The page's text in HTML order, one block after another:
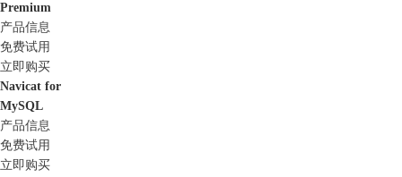
Premium
产品信息
免费试用
立即购买
Navicat for
MySQL
产品信息
免费试用
立即购买